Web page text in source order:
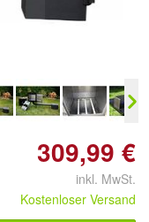
309,99 €
inkl. MwSt.
Kostenloser Versand